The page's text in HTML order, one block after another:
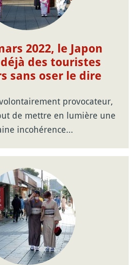
2022, le Japon
des touristes
sans oser le dire
provocateur,
de mettre en lumière une
incohérence…